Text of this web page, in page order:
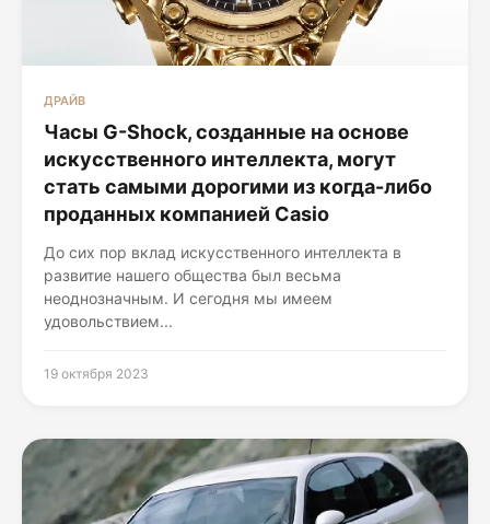
ДРАЙВ
Часы G-Shock, созданные на основе
искусственного интеллекта, могут
стать самыми дорогими из когда-либо
проданных компанией Casio
До сих пор вклад искусственного интеллекта в
развитие нашего общества был весьма
неоднозначным. И сегодня мы имеем
удовольствием...
19 октября 2023